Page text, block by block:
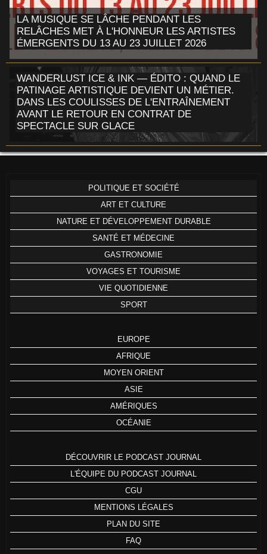
LA MUSIQUE SE LÂCHE PENDANT LES
RELÂCHES MET À L'HONNEUR LES ARTISTES
ÉMERGENTS DU 13 AU 23 JUILLET 2026
WANDERLUST ICE & INK — ÉDITO : QUAND LE
PATINAGE ARTISTIQUE DEVIENT UN MÉTIER.
DANS LES COULISSES DE L'ENTRAÎNEMENT
AVANT LE RETOUR EN CONTRAT DE
SPECTACLE SUR GLACE
POLITIQUE ET SOCIÉTÉ
ART ET CULTURE
NATURE ET DÉVELOPPEMENT DURABLE
SANTÉ ET MÉDECINE
GASTRONOMIE
VOYAGES ET TOURISME
VIE QUOTIDIENNE
SPORT
EUROPE
AFRIQUE
MOYEN ORIENT
ASIE
AMÉRIQUES
OCÉANIE
DÉCOUVRIR LE PODCAST JOURNAL
L'ÉQUIPE DU PODCAST JOURNAL
CGU
MENTIONS LÉGALES
PLAN DU SITE
FAQ